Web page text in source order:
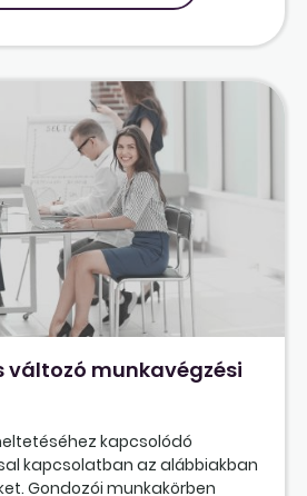
változó munkavégzési
kapcsolódó
kapcsolatban az alábbiakban
Gondozói munkakörben